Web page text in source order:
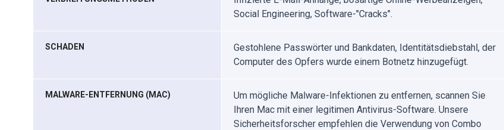
Social Engineering, Software-"Cracks".
SCHADEN
Gestohlene Passwörter und Bankdaten, Identitätsdiebstahl, der
Computer des Opfers wurde einem Botnetz hinzugefügt.
MALWARE-ENTFERNUNG (MAC)
Um mögliche Malware-Infektionen zu entfernen, scannen Sie
Ihren Mac mit einer legitimen Antivirus-Software. Unsere
Sicherheitsforscher empfehlen die Verwendung von Combo